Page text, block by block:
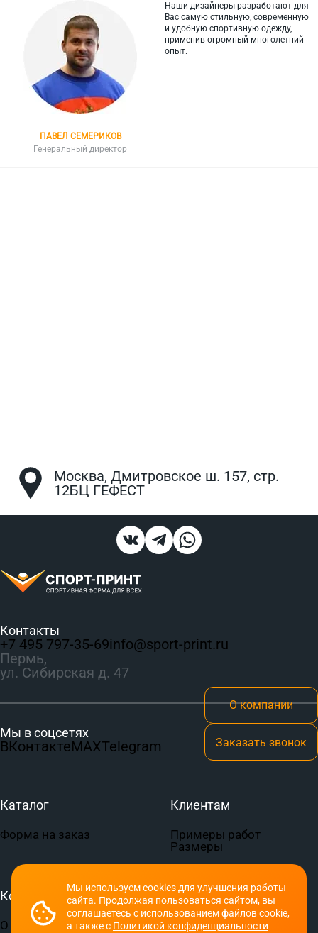
ПАВЕЛ СЕМЕРИКОВ
Генеральный директор
Наши дизайнеры разработают для
Вас самую стильную, современную
и удобную спортивную одежду,
применив огромный многолетний
опыт.
Москва, Дмитровское ш. 157, стр.
12БЦ ГЕФЕСТ
Мы используем cookies для улучшения работы
сайта. Продолжая пользоваться сайтом, вы
соглашаетесь с использованием файлов cookie,
а также с Политикой конфиденциальности
Контакты
+7 495 797‑35-69info@sport-print.ru
Пермь,
ул. Сибирская д. 47
Мы в соцсетях
ВКонтактеMAXTelegram
О компании
Заказать звонок
Каталог
Форма на заказ
Клиентам
Примеры работ
Размеры
Компания
О компании
Документы
Пользовательское